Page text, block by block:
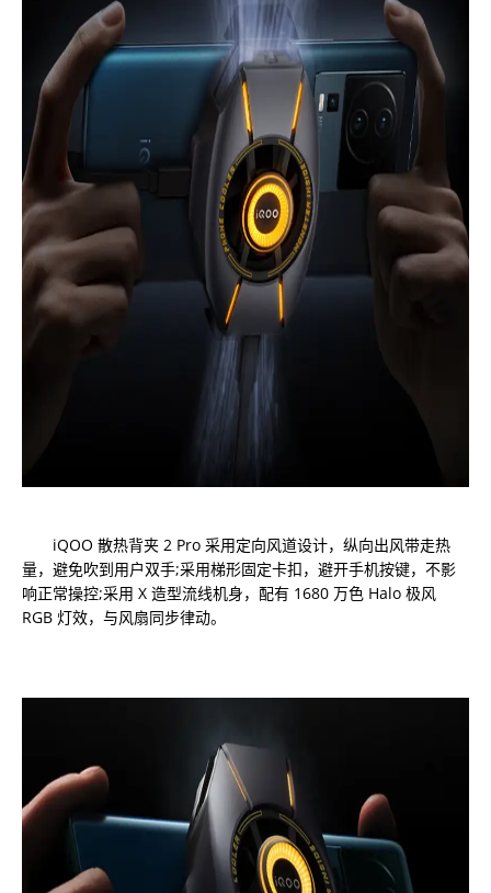
iQOO 散热背夹 2 Pro 采用定向风道设计，纵向出风带走热
量，避免吹到用户双手;采用梯形固定卡扣，避开手机按键，不影
响正常操控;采用 X 造型流线机身，配有 1680 万色 Halo 极风
RGB 灯效，与风扇同步律动。